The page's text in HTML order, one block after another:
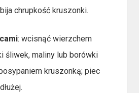
chrupkość kruszonki.
: wcisnąć wierzchem
śliwek, maliny lub borówki
kruszonką; piec